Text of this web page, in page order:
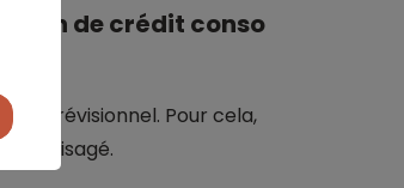
de crédit conso
prévisionnel. Pour cela,
envisagé.